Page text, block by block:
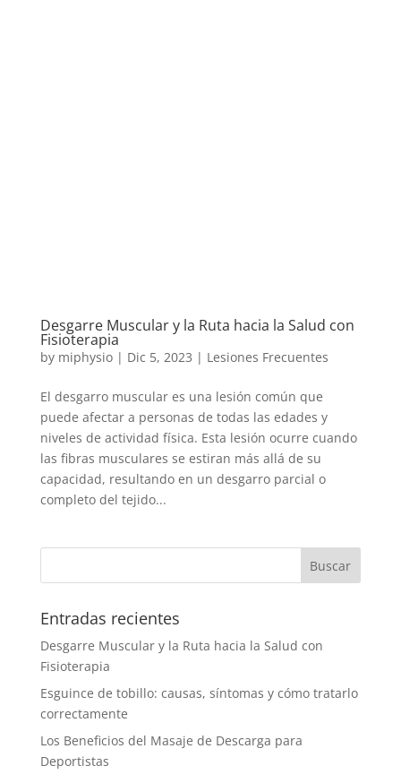
Desgarre Muscular y la Ruta hacia la Salud con
Fisioterapia
by miphysio| Dic 5, 2023 | Lesiones Frecuentes
El desgarro muscular es una lesión común que
puede afectar a personas de todas las edades y
niveles de actividad física. Esta lesión ocurre cuando
las fibras musculares se estiran más allá de su
capacidad, resultando en un desgarro parcial o
completo del tejido...
Entradas recientes
Desgarre Muscular y la Ruta hacia la Salud con
Fisioterapia
Esguince de tobillo: causas, síntomas y cómo tratarlo
correctamente
Los Beneficios del Masaje de Descarga para
Deportistas